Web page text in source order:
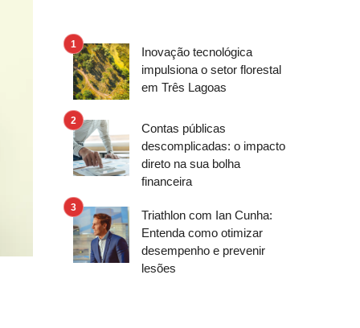
Inovação tecnológica
impulsiona o setor florestal
em Três Lagoas
Contas públicas
descomplicadas: o impacto
direto na sua bolha
financeira
Triathlon com Ian Cunha:
Entenda como otimizar
desempenho e prevenir
lesões